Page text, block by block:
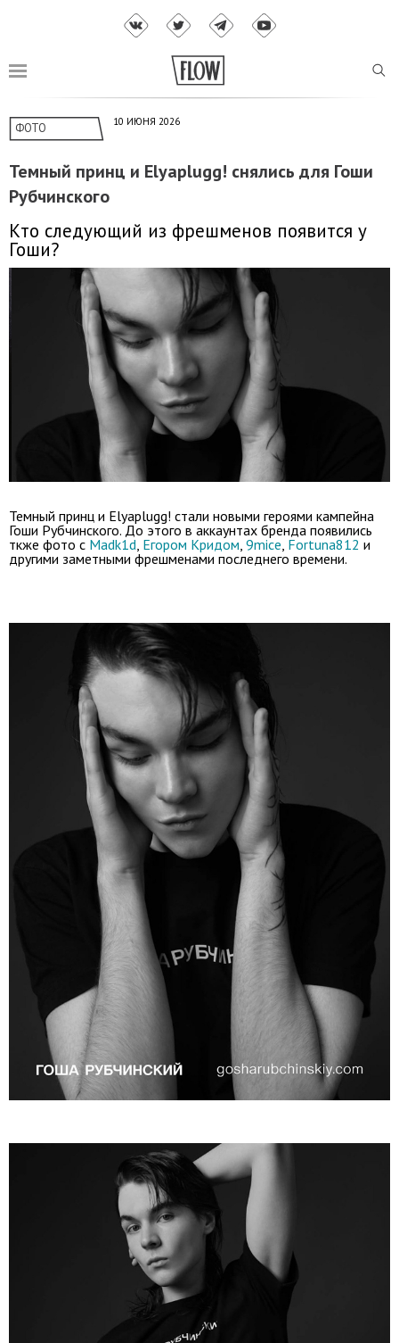
ФОТО 10 ИЮНЯ 2026
Темный принц и Elyaplugg! снялись для Гоши
Рубчинского
Кто следующий из фрешменов появится у
Гоши?
Темный принц и Elyaplugg! стали новыми героями кампейна
Гоши Рубчинского. До этого в аккаунтах бренда появились
ткже фото с Madk1d, Егором Кридом, 9mice, Fortuna812 и
другими заметными фрешменами последнего времени.